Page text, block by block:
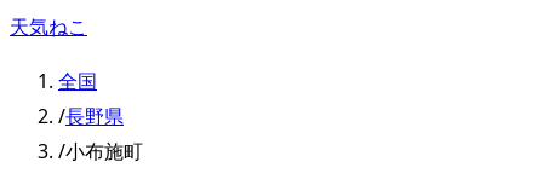
天気ねこ
全国
/長野県
/小布施町